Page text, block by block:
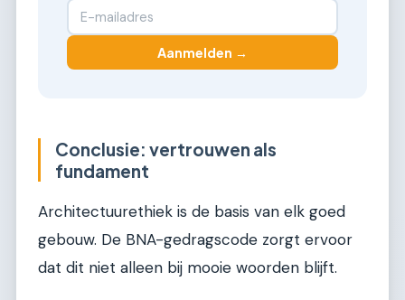
Aanmelden →
Conclusie: vertrouwen als
fundament
Architectuurethiek is de basis van elk goed
gebouw. De BNA-gedragscode zorgt ervoor
dat dit niet alleen bij mooie woorden blijft.